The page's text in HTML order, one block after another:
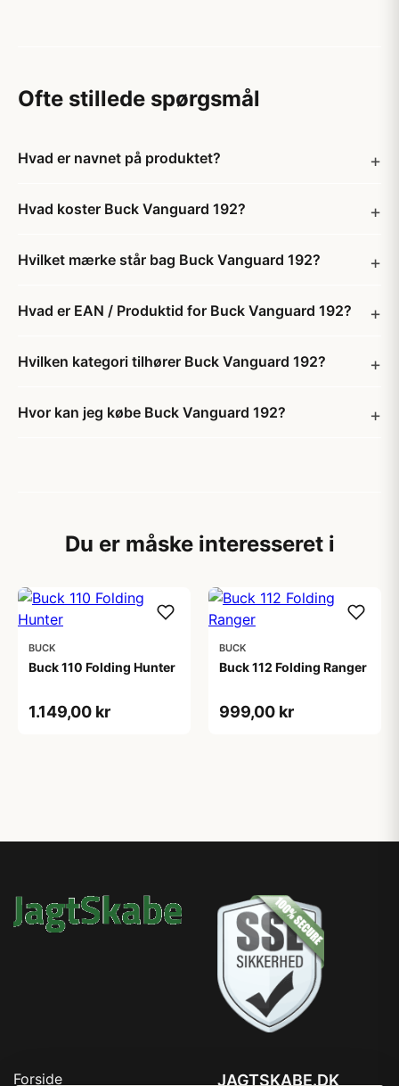
Ofte stillede spørgsmål
Hvad er navnet på produktet?
Hvad koster Buck Vanguard 192?
Hvilket mærke står bag Buck Vanguard 192?
Hvad er EAN / Produktid for Buck Vanguard 192?
Hvilken kategori tilhører Buck Vanguard 192?
Hvor kan jeg købe Buck Vanguard 192?
Du er måske interesseret i
BUCK
Buck 110 Folding Hunter
1.149,00 kr
BUCK
Buck 112 Folding Ranger
999,00 kr
Forside JAGTSKABE.DK